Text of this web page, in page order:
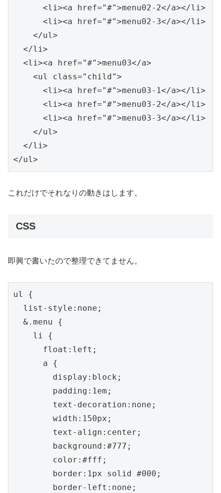
      <li><a href="#">menu02-2</a></li>
      <li><a href="#">menu02-3</a></li>
    </ul>
  </li>
  <li><a href="#">menu03</a>
    <ul class="child">
      <li><a href="#">menu03-1</a></li>
      <li><a href="#">menu03-2</a></li>
      <li><a href="#">menu03-3</a></li>
    </ul>
  </li>
</ul>
これだけでそれなりの動きはします。
CSS
即興で書いたので整理できてません。
ul {
  list-style:none;
  &.menu {
    li {
      float:left;
      a {
        display:block;
        padding:1em;
        text-decoration:none;
        width:150px;
        text-align:center;
        background:#777;
        color:#fff;
        border:1px solid #000;
        border-left:none;